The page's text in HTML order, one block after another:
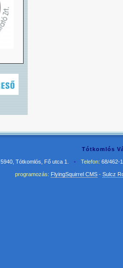
Tótkomlós
5940, Tótkomlós, Fő utca 1. • Telefon: 68/462-
programozás: FlyingSquirrel CMS- Sulcz